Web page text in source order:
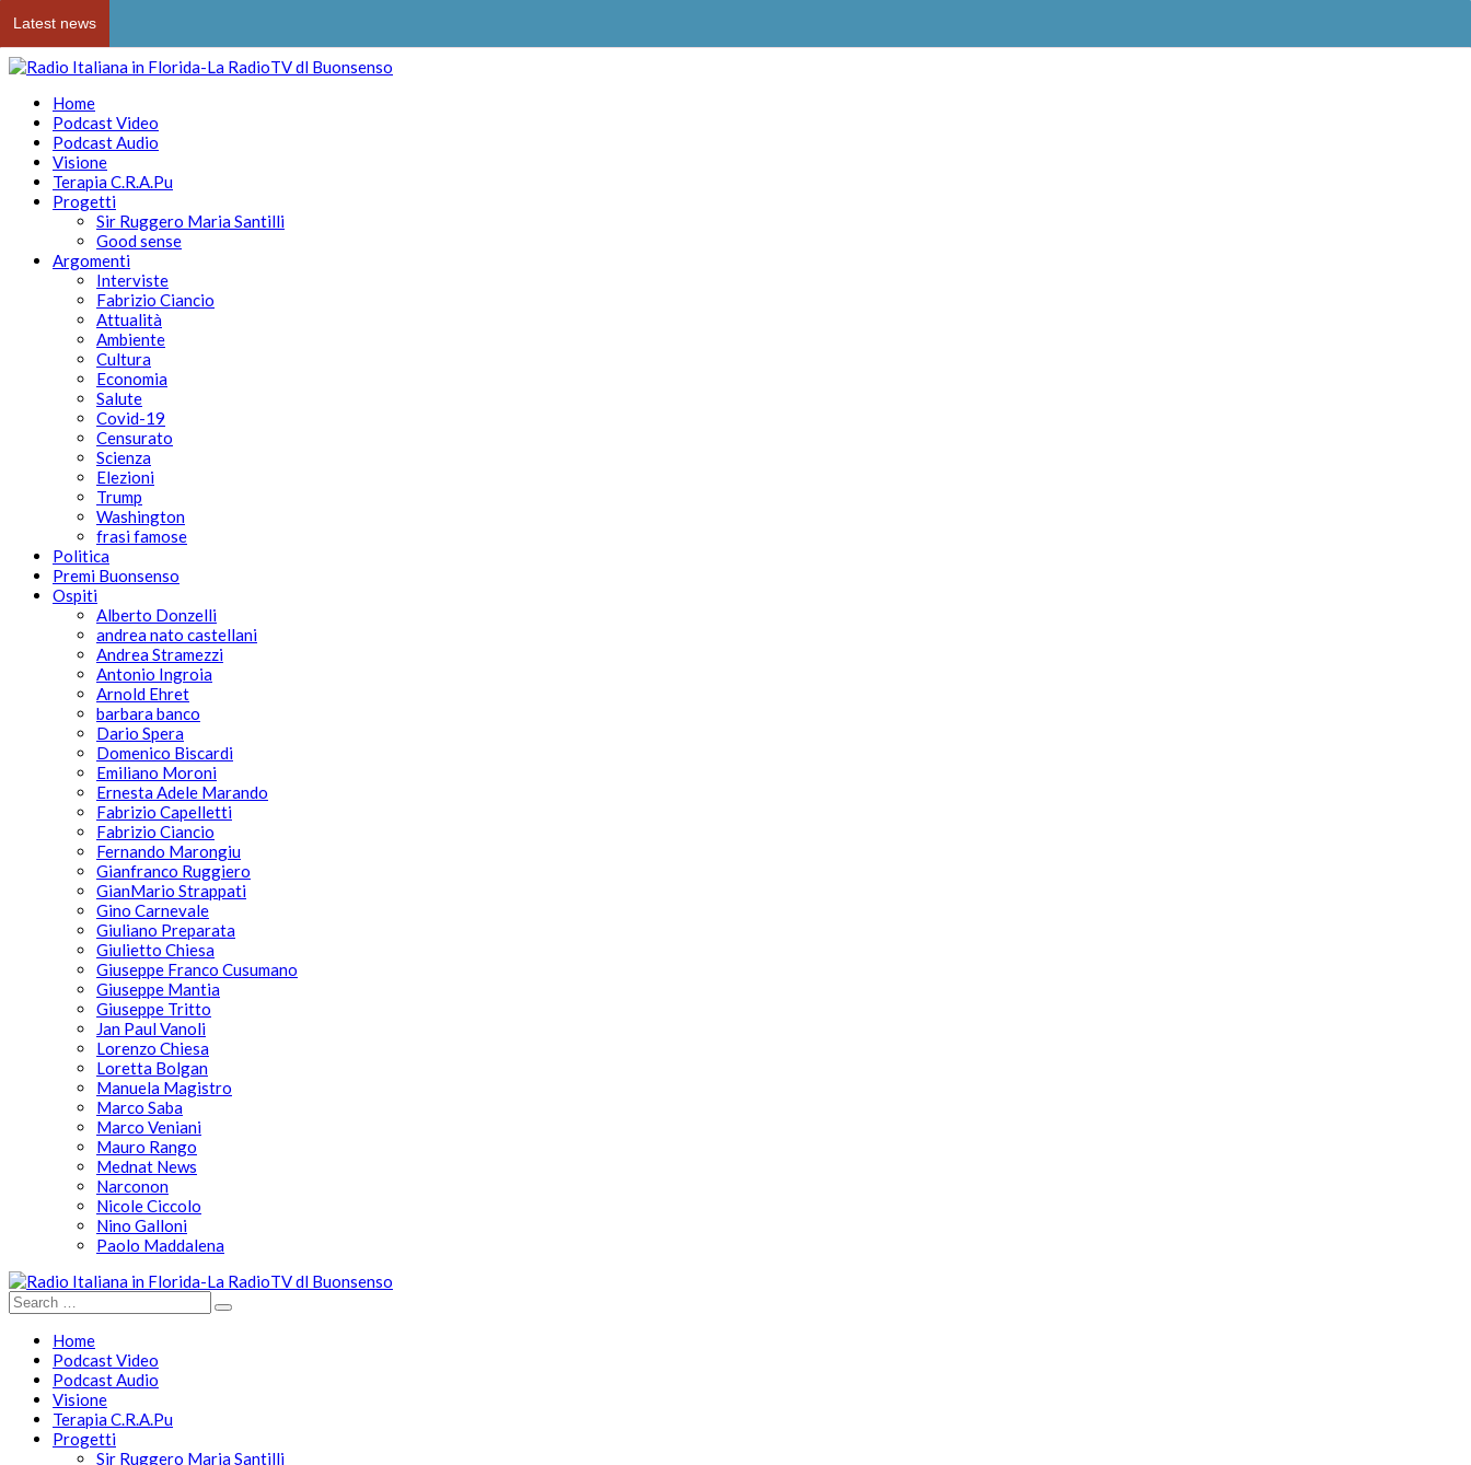
Latest news
Home
Podcast Video
Podcast Audio
Visione
Terapia C.R.A.Pu
Progetti
Sir Ruggero Maria Santilli
Good sense
Argomenti
Interviste
Fabrizio Ciancio
Attualità
Ambiente
Cultura
Economia
Salute
Covid-19
Censurato
Scienza
Elezioni
Trump
Washington
frasi famose
Politica
Premi Buonsenso
Ospiti
Alberto Donzelli
andrea nato castellani
Andrea Stramezzi
Antonio Ingroia
Arnold Ehret
barbara banco
Dario Spera
Domenico Biscardi
Emiliano Moroni
Ernesta Adele Marando
Fabrizio Capelletti
Fabrizio Ciancio
Fernando Marongiu
Gianfranco Ruggiero
GianMario Strappati
Gino Carnevale
Giuliano Preparata
Giulietto Chiesa
Giuseppe Franco Cusumano
Giuseppe Mantia
Giuseppe Tritto
Jan Paul Vanoli
Lorenzo Chiesa
Loretta Bolgan
Manuela Magistro
Marco Saba
Marco Veniani
Mauro Rango
Mednat News
Narconon
Nicole Ciccolo
Nino Galloni
Paolo Maddalena
Home
Podcast Video
Podcast Audio
Visione
Terapia C.R.A.Pu
Progetti
Sir Ruggero Maria Santilli